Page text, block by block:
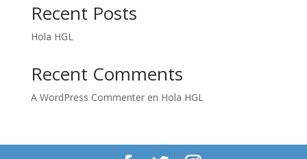
Recent Posts
Hola HGL
Recent Comments
A WordPress Commenteren Hola HGL